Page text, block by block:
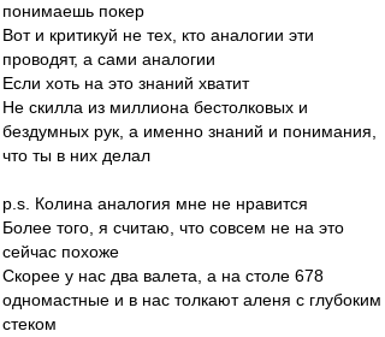
понимаешь покер
Вот и критикуй не тех, кто аналогии эти
проводят, а сами аналогии
Если хоть на это знаний хватит
Не скилла из миллиона бестолковых и
бездумных рук, а именно знаний и понимания,
что ты в них делал
p.s. Колина аналогия мне не нравится
Более того, я считаю, что совсем не на это
сейчас похоже
Скорее у нас два валета, а на столе 678
одномастные и в нас толкают аленя с глубоким
стеком